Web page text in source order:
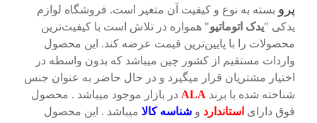
پرو بسته به نوع و کیفیت آن متغیر است. فروشگاه لوازم
یدکی "یدک اتوماتیو" همواره در تلاش است با کیفیت‌ترین
محصولات را با پایین‌ترین قیمت عرضه کند. این محصول
واردات مستقیم از کشور چین میباشد که بدون واسطه در
اختیار مشتریان قرار میگیرد و در حال حاضر به عنوان جنس
شناخته شده با برند ALA در بازار موجود میباشد . محصول
فوق دارای استاندارد و شناسه کالا میباشد . این محصول